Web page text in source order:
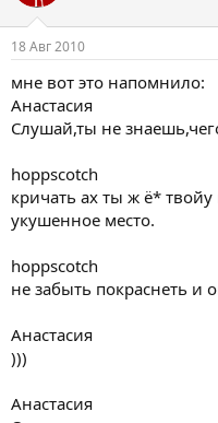
18 Авг 2010
мне вот это напомнило:
Анастасия
Слушай,ты не
hoppscotch
кричать ах ты ж ё* твойу
укушенное место.
hoppscotch
не забыть покраснеть и
Анастасия
)))
Анастасия